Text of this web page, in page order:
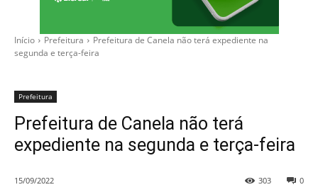
Início Prefeitura
Prefeitura de Canela não terá expediente na
segunda e terça-feira
Prefeitura
Prefeitura de Canela não terá
expediente na segunda e terça-feira
15/09/2022 0
303